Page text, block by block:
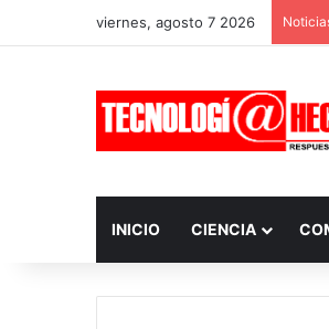
viernes, agosto 7 2026
INICIO CIENCIA